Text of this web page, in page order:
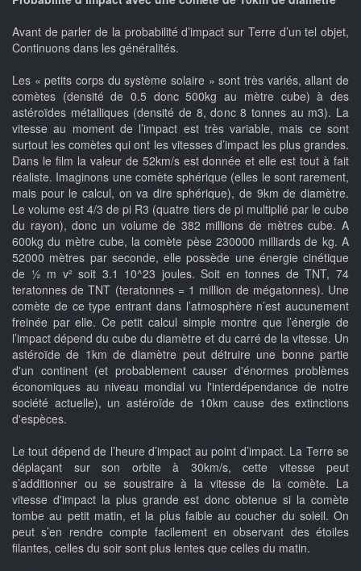
Avant de parler de la probabilité d’impact sur Terre d’un tel objet,
Continuons dans les généralités.
Les « petits corps du système solaire » sont très variés, allant de
comètes (densité de 0.5 donc 500kg au mètre cube) à des
astéroïdes métalliques (densité de 8, donc 8 tonnes au m3). La
vitesse au moment de l’impact est très variable, mais ce sont
surtout les comètes qui ont les vitesses d’impact les plus grandes.
Dans le film la valeur de 52km/s est donnée et elle est tout à fait
réaliste. Imaginons une comète sphérique (elles le sont rarement,
mais pour le calcul, on va dire sphérique), de 9km de diamètre.
Le volume est 4/3 de pi R3 (quatre tiers de pi multiplié par le cube
du rayon), donc un volume de 382 millions de mètres cube. A
600kg du mètre cube, la comète pèse 230000 milliards de kg. A
52000 mètres par seconde, elle possède une énergie cinétique
de ½ m v² soit 3.1 10^23 joules. Soit en tonnes de TNT, 74
teratonnes de TNT (teratonnes = 1 million de mégatonnes). Une
comète de ce type entrant dans l’atmosphère n’est aucunement
freinée par elle. Ce petit calcul simple montre que l’énergie de
l’impact dépend du cube du diamètre et du carré de la vitesse. Un
astéroïde de 1km de diamètre peut détruire une bonne partie
d'un continent (et probablement causer d'énormes problèmes
économiques au niveau mondial vu l'interdépendance de notre
société actuelle), un astéroïde de 10km cause des extinctions
d'espèces.
Le tout dépend de l’heure d’impact au point d’impact. La Terre se
déplaçant sur son orbite à 30km/s, cette vitesse peut
s’additionner ou se soustraire à la vitesse de la comète. La
vitesse d'impact la plus grande est donc obtenue si la comète
tombe au petit matin, et la plus faible au coucher du soleil. On
peut s’en rendre compte facilement en observant des étoiles
filantes, celles du soir sont plus lentes que celles du matin.